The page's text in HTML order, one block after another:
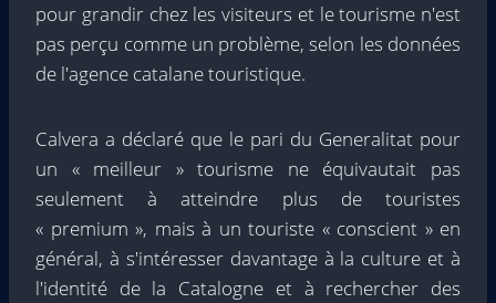
pour grandir chez les visiteurs et le tourisme n'est
pas perçu comme un problème, selon les données
de l'agence catalane touristique.
Calvera a déclaré que le pari du Generalitat pour
un « meilleur » tourisme ne équivautait pas
seulement à atteindre plus de touristes
« premium », mais à un touriste « conscient » en
général, à s'intéresser davantage à la culture et à
l'identité de la Catalogne et à rechercher des